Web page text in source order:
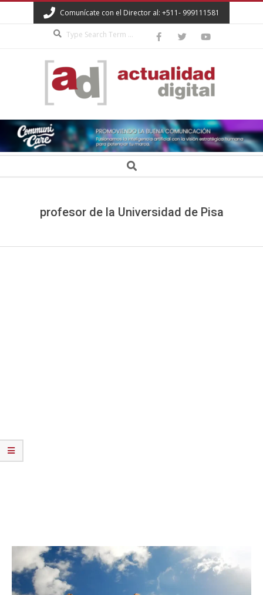
to
Comunícate con el Director al: +511- 999111581
ACTUALIDAD
DIGITAL Search
profesor de la Universidad de Pisa